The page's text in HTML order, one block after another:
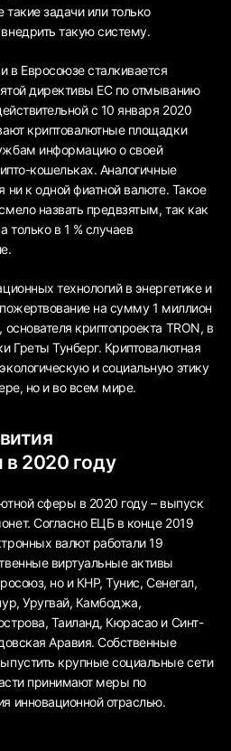
задачи или только
такую систему.
Евросоюзе сталкивается
директивы ЕС по отмыванию
с 10 января 2020
криптовалютные площадки
информацию о своей
кошельках. Аналогичные
ни к одной фиатной валюте. Такое
назвать предвзятым, так как
только в 1 % случаев
технологий в энергетике и
на сумму 1 миллион
криптопроекта TRON, в
Греты Тунберг. Криптовалютная
и социальную этику
но и во всем мире.
в 2020 году
сферы в 2020 году – выпуск
Согласно ЕЦБ в конце 2019
валют работали 19
виртуальные активы
но и КНР, Тунис, Сенегал,
Уругвай, Камбоджа,
Таиланд, Кюрасао и Синт-
Аравия. Собственные
крупные социальные сети
принимают меры по
инновационной отраслью.